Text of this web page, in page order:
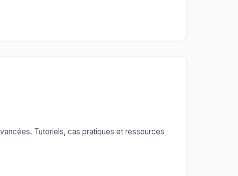
Tutoriels, cas pratiques et ressources